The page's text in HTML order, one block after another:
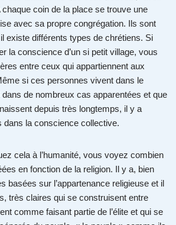
chaque coin de la place se trouve une
avec sa propre congrégation. Ils sont
existe différents types de chrétiens. Si
la conscience d’un si petit village, vous
entre ceux qui appartiennent aux
si ces personnes vivent dans le
de nombreux cas apparentées et que
depuis très longtemps, il y a
dans la conscience collective.
cela à l’humanité, vous voyez combien
en fonction de la religion. Il y a, bien
basées sur l’appartenance religieuse et il
très claires qui se construisent entre
comme faisant partie de l’élite et qui se